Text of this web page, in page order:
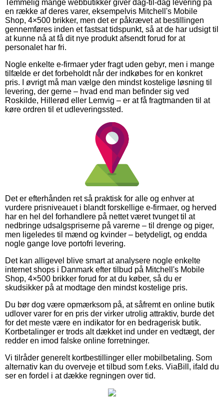
Temmelig mange webbutikker giver dag-til-dag levering på
en række af deres varer, eksempelvis Mitchell's Mobile
Shop, 4×500 brikker, men det er påkrævet at bestillingen
gennemføres inden et fastsat tidspunkt, så at de har udsigt til
at kunne nå at få dit nye produkt afsendt forud for at
personalet har fri.
Nogle enkelte e-firmaer yder fragt uden gebyr, men i mange
tilfælde er det forbeholdt når der indkøbes for en konkret
pris. I øvrigt må man vælge den mindst kostelige løsning til
levering, der gerne – hvad end man befinder sig ved
Roskilde, Hillerød eller Lemvig – er at få fragtmanden til at
køre ordren til et udleveringssted.
Det er efterhånden ret så praktisk for alle og enhver at
vurdere prisniveauet i blandt forskellige e-firmaer, og herved
har en hel del forhandlere på nettet været tvunget til at
nedbringe udsalgspriserne på varerne – til drenge og piger,
men ligeledes til mænd og kvinder – betydeligt, og endda
nogle gange love portofri levering.
Det kan alligevel blive smart at analysere nogle enkelte
internet shops i Danmark efter tilbud på Mitchell's Mobile
Shop, 4×500 brikker forud for at du køber, så du er
skudsikker på at modtage den mindst kostelige pris.
Du bør dog være opmærksom på, at såfremt en online butik
udlover varer for en pris der virker utrolig attraktiv, burde det
for det meste være en indikator for en bedragerisk butik.
Kortbetalinger er trods alt dækket ind under en vedtægt, der
redder en imod falske online forretninger.
Vi tilråder generelt kortbestillinger eller mobilbetaling. Som
alternativ kan du overveje et tilbud som f.eks. ViaBill, ifald du
ser en fordel i at dække regningen over tid.